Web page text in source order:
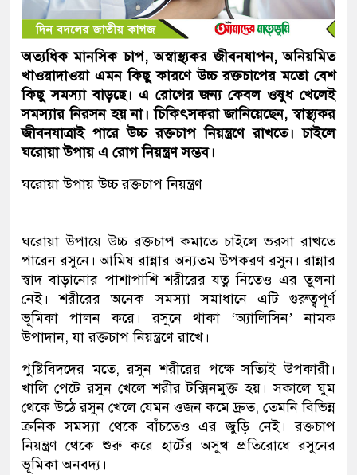
অত্যধিক মানসিক চাপ, অস্বাস্থ্যকর জীবনযাপন, অনিয়মিত
খাওয়াদাওয়া এমন কিছু কারণে উচ্চ রক্তচাপের মতো বেশ
কিছু সমস্যা বাড়ছে। এ রোগের জন্য কেবল ওষুধ খেলেই
সমস্যার নিরসন হয় না। চিকিৎসকরা জানিয়েছেন, স্বাস্থ্যকর
জীবনযাত্রাই পারে উচ্চ রক্তচাপ নিয়ন্ত্রণে রাখতে। চাইলে
ঘরোয়া উপায় এ রোগ নিয়ন্ত্রণ সম্ভব।
ঘরোয়া উপায় উচ্চ রক্তচাপ নিয়ন্ত্রণ
ঘরোয়া উপায়ে উচ্চ রক্তচাপ কমাতে চাইলে ভরসা রাখতে
পারেন রসুনে। আমিষ রান্নার অন্যতম উপকরণ রসুন। রান্নার
স্বাদ বাড়ানোর পাশাপাশি শরীরের যত্ন নিতেও এর তুলনা
নেই। শরীরের অনেক সমস্যা সমাধানে এটি গুরুত্বপূর্ণ
ভূমিকা পালন করে। রসুনে থাকা ‘অ্যালিসিন’ নামক
উপাদান, যা রক্তচাপ নিয়ন্ত্রণে রাখে।
পুষ্টিবিদদের মতে, রসুন শরীরের পক্ষে সত্যিই উপকারী।
খালি পেটে রসুন খেলে শরীর টক্সিনমুক্ত হয়। সকালে ঘুম
থেকে উঠে রসুন খেলে যেমন ওজন কমে দ্রুত, তেমনি বিভিন্ন
ক্রনিক সমস্যা থেকে বাঁচতেও এর জুড়ি নেই। রক্তচাপ
নিয়ন্ত্রণ থেকে শুরু করে হার্টের অসুখ প্রতিরোধে রসুনের
ভূমিকা অনবদ্য।